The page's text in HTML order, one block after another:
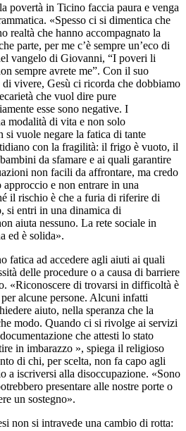
povertà in Ticino faccia paura e venga
«Spesso ci si dimentica che
realtà che hanno accompagnato la
parte, per me c’è sempre un’eco di
vangelo di Giovanni, “I poveri li
sempre avrete me”. Con il suo
vivere, Gesù ci ricorda che dobbiamo
che vuol dire pure
esse sono negative. I
modalità di vita e non solo
si vuole negare la fatica di tante
con la fragilità: il frigo è vuoto, il
da sfamare e ai quali garantire
non facili da affrontare, ma credo
e non entrare in una
il rischio è che a furia di riferire di
si entri in una dinamica di
aiuta nessuno. La rete sociale in
ed è solida».
fatica ad accedere agli aiuti ai quali
delle procedure o a causa di barriere
«Riconoscere di trovarsi in difficoltà è
alcune persone. Alcuni infatti
aiuto, nella speranza che la
modo. Quando ci si rivolge ai servizi
che attesti lo stato
in imbarazzo », spiega il religioso
di chi, per scelta, non fa capo agli
a iscriversi alla disoccupazione. «Sono
presentare alle nostre porte o
un sostegno».
non si intravede una cambio di rotta: